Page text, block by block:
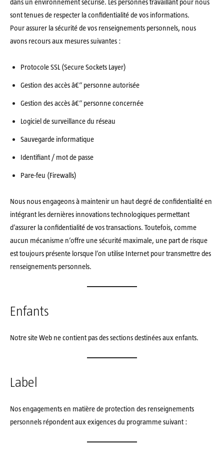
sont tenues de respecter la confidentialité de vos informations.
Pour assurer la sécurité de vos renseignements personnels, nous
avons recours aux mesures suivantes :
Protocole SSL (Secure Sockets Layer)
Gestion des accès â€“ personne autorisée
Gestion des accès â€“ personne concernée
Logiciel de surveillance du réseau
Sauvegarde informatique
Identifiant / mot de passe
Pare-feu (Firewalls)
Nous nous engageons à maintenir un haut degré de confidentialité en
intégrant les dernières innovations technologiques permettant
d’assurer la confidentialité de vos transactions. Toutefois, comme
aucun mécanisme n’offre une sécurité maximale, une part de risque
est toujours présente lorsque l’on utilise Internet pour transmettre des
renseignements personnels.
Enfants
Notre site Web ne contient pas des sections destinées aux enfants.
Label
Nos engagements en matière de protection des renseignements
personnels répondent aux exigences du programme suivant :